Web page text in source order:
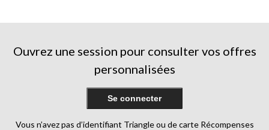
Ouvrez une session pour consulter vos offres
personnalisées
Se connecter
Vous n’avez pas d’identifiant Triangle ou de carte Récompenses